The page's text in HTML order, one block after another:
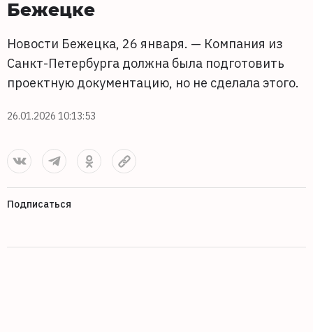
Бежецке
Новости Бежецка, 26 января. — Компания из
Санкт-Петербурга должна была подготовить
проектную документацию, но не сделала этого.
26.01.2026 10:13:53
Подписаться